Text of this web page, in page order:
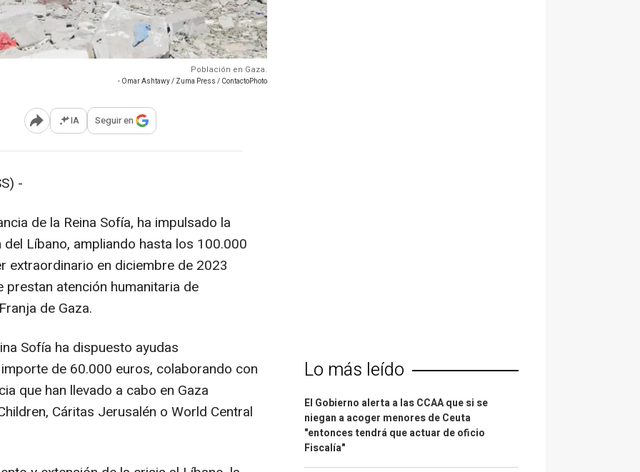
Población en Gaza.
- Omar Ashtawy / Zuma Press / ContactoPhoto
Abrir opciones para compartir
IA Seguir en
-
de la Reina Sofía, ha impulsado la
Líbano, ampliando hasta los 100.000
extraordinario en diciembre de 2023
atención humanitaria de
de Gaza.
Sofía ha dispuesto ayudas
de 60.000 euros, colaborando con
que han llevado a cabo en Gaza
Cáritas Jerusalén o World Central
Lo más leído
El Gobierno alerta a las CCAA que si se
niegan a acoger menores de Ceuta
"entonces tendrá que actuar de oficio
Fiscalía"